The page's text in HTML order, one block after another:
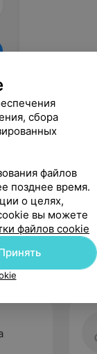
сбора
файлов
позднее время.
о целях,
вы можете
файлов cookie